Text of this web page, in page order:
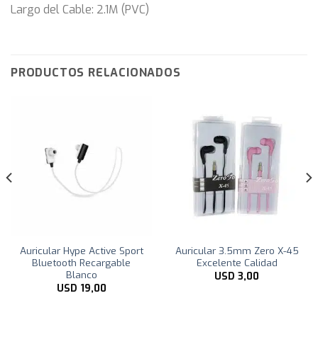
Largo del Cable: 2.1M (PVC)
PRODUCTOS RELACIONADOS
Auricular Hype Active Sport
Bluetooth Recargable
Blanco
USD 19,00
Auricular 3.5mm Zero X-45
Excelente Calidad
USD 3,00